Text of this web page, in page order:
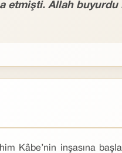
etmişti. Allah buyurdu
Kâbe’nin inşasına